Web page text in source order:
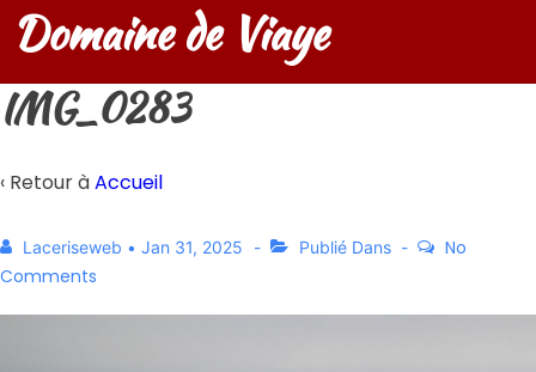
Domaine de Viaye
IMG_0283
‹ Retour àAccueil
Laceriseweb • Jan 31, 2025 Publié Dans
No
Comments